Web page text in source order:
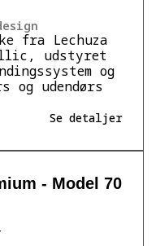
fra Lechuza
udstyret
og
og udendørs
Se detaljer
- Model 70